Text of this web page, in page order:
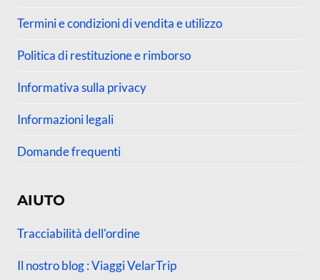
Termini e condizioni di vendita e utilizzo
Politica di restituzione e rimborso
Informativa sulla privacy
Informazioni legali
Domande frequenti
AIUTO
Tracciabilità dell'ordine
Il nostro blog : Viaggi VelarTrip